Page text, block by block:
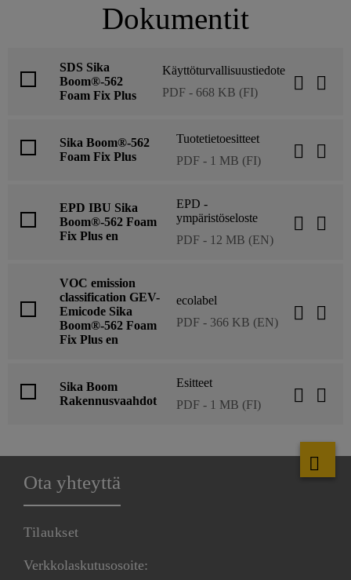
Dokumentit
SDS Sika
Boom®-562
Foam Fix Plus
Käyttöturvallisuustiedote
PDF - 668 KB (FI)
Sika Boom®-562
Foam Fix Plus
Tuotetietoesitteet
PDF - 1 MB (FI)
EPD IBU Sika
Boom®-562 Foam
Fix Plus en
EPD -
ympäristöseloste
PDF - 12 MB (EN)
VOC emission
classification GEV-
Emicode Sika
Boom®-562 Foam
Fix Plus en
ecolabel
PDF - 366 KB (EN)
Sika Boom
Rakennusvaahdot
Esitteet
PDF - 1 MB (FI)
Ota yhteyttä
Tilaukset
Verkkolaskutusosoite: